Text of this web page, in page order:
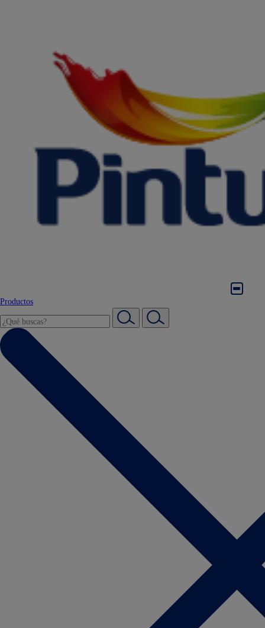
Productos